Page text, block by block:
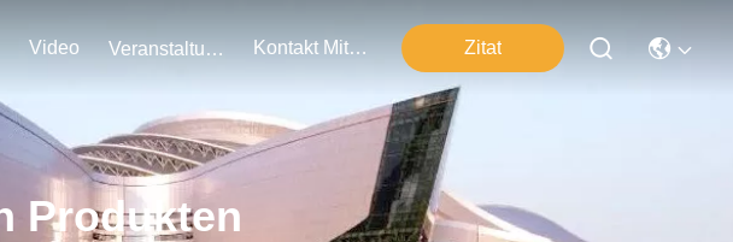
Video Veranstaltungen Kontakt Mit Uns Zitat
Produkten